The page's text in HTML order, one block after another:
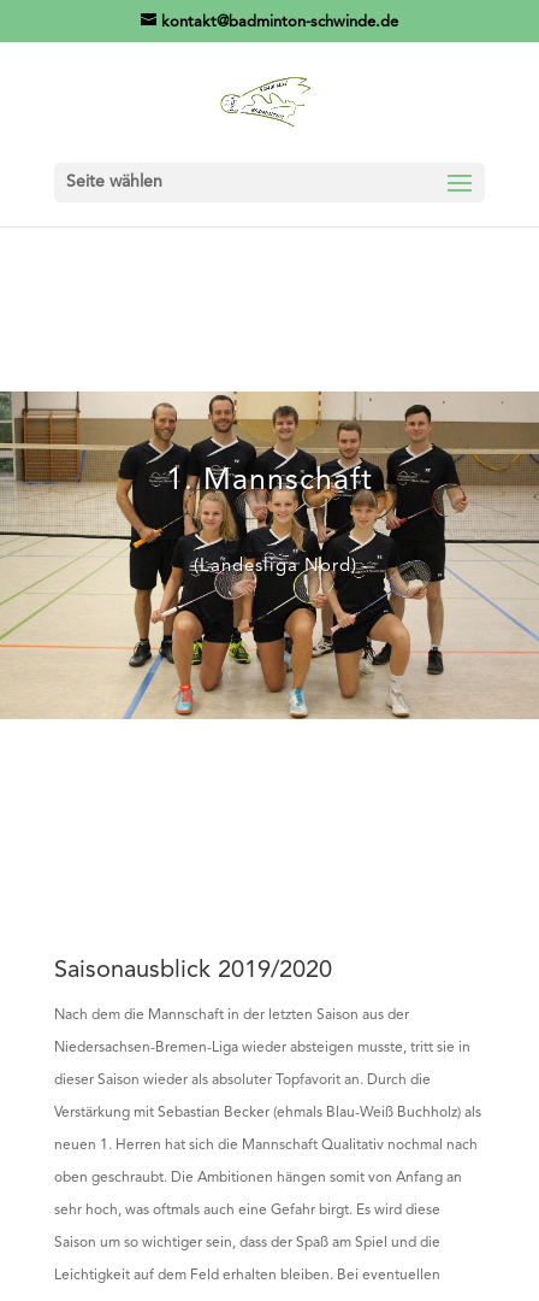
//Cookie Consent //RECAPTCHA (Ich bin kein Roboter)
kontakt@badminton-schwinde.de
Seite wählen
1. Mannschaft
(Landesliga Nord)
Saisonausblick 2019/2020
Nach dem die Mannschaft in der letzten Saison aus der
Niedersachsen-Bremen-Liga wieder absteigen musste, tritt sie in
dieser Saison wieder als absoluter Topfavorit an. Durch die
Verstärkung mit Sebastian Becker (ehmals Blau-Weiß Buchholz) als
neuen 1. Herren hat sich die Mannschaft Qualitativ nochmal nach
oben geschraubt. Die Ambitionen hängen somit von Anfang an
sehr hoch, was oftmals auch eine Gefahr birgt. Es wird diese
Saison um so wichtiger sein, dass der Spaß am Spiel und die
Leichtigkeit auf dem Feld erhalten bleiben. Bei eventuellen